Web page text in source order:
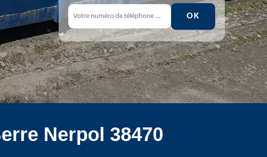
Nerpol 38470